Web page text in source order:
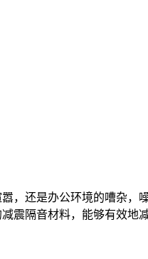
，还是办公环境的嘈杂
隔音材料，能够有效地